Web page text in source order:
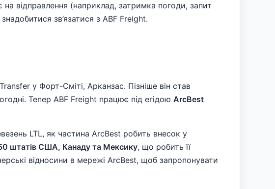
відправлення (наприклад, затримка погоди, запит
зв’язатися з ABF Freight.
у Форт-Сміті, Арканзас. Пізніше він став
Тепер ABF Freight працює під егідою ArcBest
LTL, як частина ArcBest робить внесок у
штатів США, Канаду та Мексику, що робить її
відносини в мережі ArcBest, щоб запропонувати